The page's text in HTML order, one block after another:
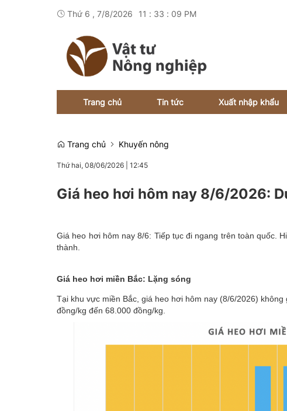
Thứ 6 , 7/8/2026 11 : 33 : 09 PM
Trang chủ Tin tức Xuất nhập khẩu
Trang chủ Khuyến nông
Thứ hai, 08/06/2026 12:45
Giá heo hơi hôm nay 8/6/2026:
Giá heo hơi hôm nay 8/6: Tiếp tục đi ngang trên toàn quốc.
thành.
Giá heo hơi miền Bắc: Lặng sóng
Tại khu vực miền Bắc, giá heo hơi hôm nay (8/6/2026)
đồng/kg đến 68.000 đồng/kg.